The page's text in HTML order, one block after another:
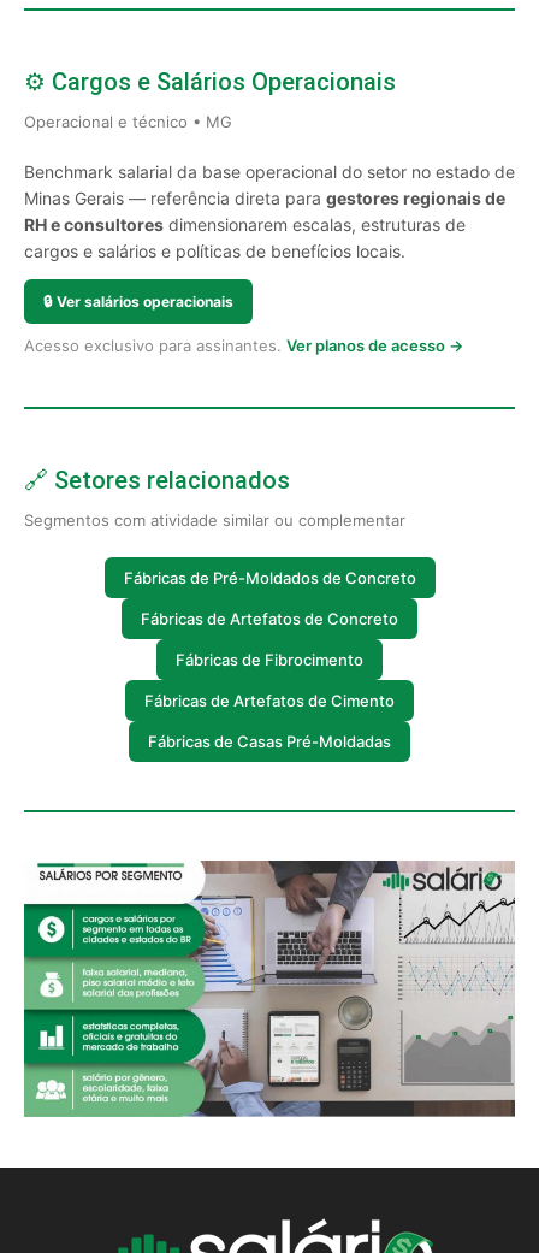
⚙️ Cargos e Salários Operacionais
Operacional e técnico • MG
Benchmark salarial da base operacional do setor no estado de
Minas Gerais — referência direta para gestores regionais de
RH e consultores dimensionarem escalas, estruturas de
cargos e salários e políticas de benefícios locais.
🔒 Ver salários operacionais
Acesso exclusivo para assinantes. Ver planos de acesso →
🔗 Setores relacionados
Segmentos com atividade similar ou complementar
Fábricas de Pré-Moldados de Concreto
Fábricas de Artefatos de Concreto
Fábricas de Fibrocimento
Fábricas de Artefatos de Cimento
Fábricas de Casas Pré-Moldadas